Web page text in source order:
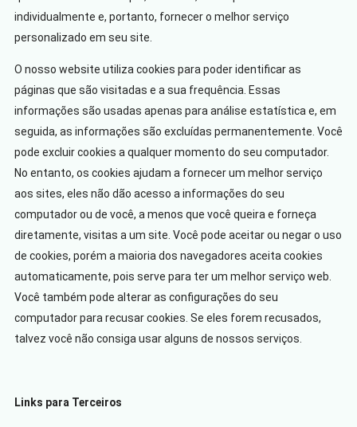
individualmente e, portanto, fornecer o melhor serviço
personalizado em seu site.
O nosso website utiliza cookies para poder identificar as
páginas que são visitadas e a sua frequência. Essas
informações são usadas apenas para análise estatística e, em
seguida, as informações são excluídas permanentemente. Você
pode excluir cookies a qualquer momento do seu computador.
No entanto, os cookies ajudam a fornecer um melhor serviço
aos sites, eles não dão acesso a informações do seu
computador ou de você, a menos que você queira e forneça
diretamente, visitas a um site. Você pode aceitar ou negar o uso
de cookies, porém a maioria dos navegadores aceita cookies
automaticamente, pois serve para ter um melhor serviço web.
Você também pode alterar as configurações do seu
computador para recusar cookies. Se eles forem recusados,
talvez você não consiga usar alguns de nossos serviços.
Links para Terceiros